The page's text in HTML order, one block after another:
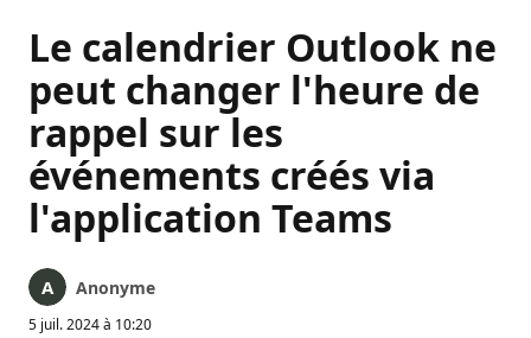
Le calendrier Outlook ne
peut changer l'heure de
rappel sur les
événements créés via
l'application Teams
Anonyme
5 juil. 2024 à 10:20